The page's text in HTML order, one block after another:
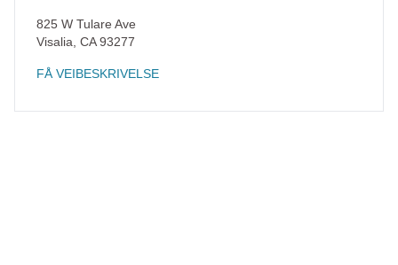
825 W Tulare Ave
Visalia CA93277
FÅ VEIBESKRIVELSE